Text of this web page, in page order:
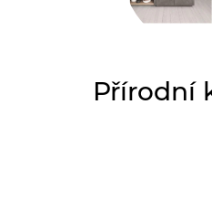
Přírodní